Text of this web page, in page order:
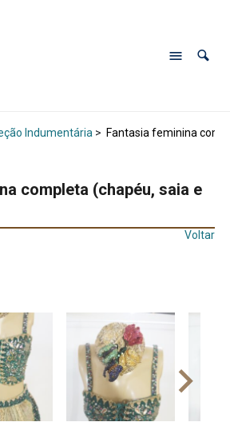
Indumentária > Fantasia feminina
completa (chapéu, saia e
Voltar